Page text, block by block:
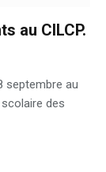
au CILCP.
septembre au
des